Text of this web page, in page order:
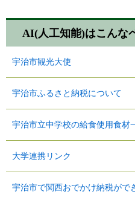
AI(人工知能)はこんな
宇治市観光大使
宇治市ふるさと納税について
宇治市立中学校の給食使用食材
大学連携リンク
宇治市で関西おでかけ納税がで